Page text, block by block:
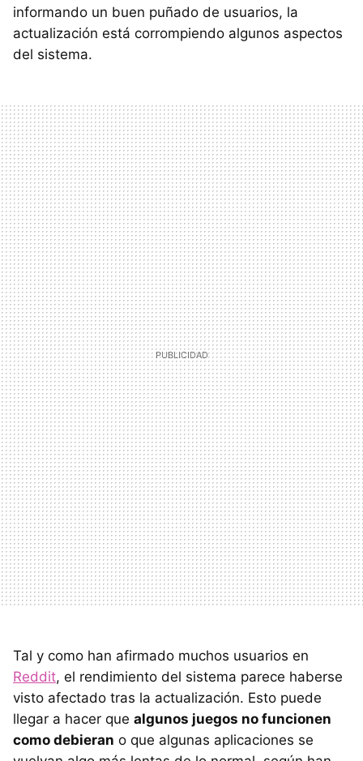
informando un buen puñado de usuarios, la
actualización está corrompiendo algunos aspectos
del sistema.
Tal y como han afirmado muchos usuarios en
Reddit, el rendimiento del sistema parece haberse
visto afectado tras la actualización. Esto puede
llegar a hacer que algunos juegos no funcionen
como debieran o que algunas aplicaciones se